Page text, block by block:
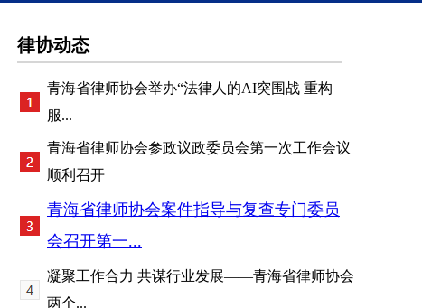
律协动态
青海省律师协会举办“法律人的AI突围战 重构
服...
青海省律师协会参政议政委员会第一次工作会议
顺利召开
青海省律师协会案件指导与复查专门委员
会召开第一...
凝聚工作合力 共谋行业发展——青海省律师协会
两个...